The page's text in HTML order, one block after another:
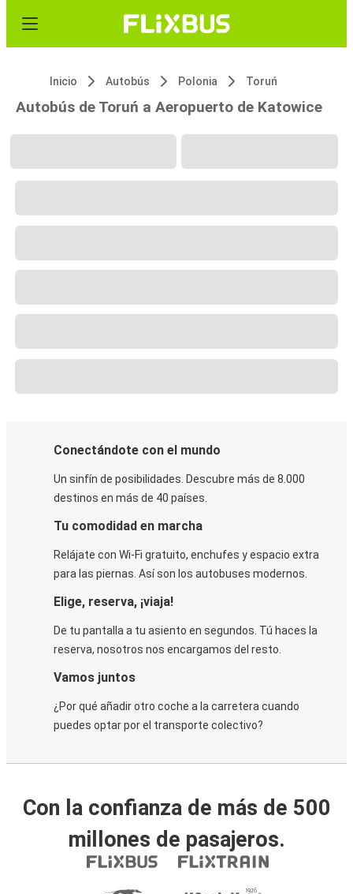
Inicio Autobús Polonia Toruń
Autobús de Toruń a Aeropuerto de Katowice
Conectándote con el mundo
Un sinfín de posibilidades. Descubre más de 8.000
destinos en más de 40 países.
Tu comodidad en marcha
Relájate con Wi-Fi gratuito, enchufes y espacio extra
para las piernas. Así son los autobuses modernos.
Elige, reserva, ¡viaja!
De tu pantalla a tu asiento en segundos. Tú haces la
reserva, nosotros nos encargamos del resto.
Vamos juntos
¿Por qué añadir otro coche a la carretera cuando
puedes optar por el transporte colectivo?
Con la confianza de más de 500
millones de pasajeros.